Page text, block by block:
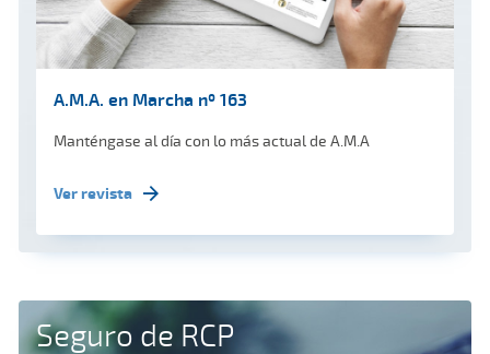
A.M.A. en Marcha nº 163
Manténgase al día con lo más actual de A.M.A
Ver revista
Seguro de RCP